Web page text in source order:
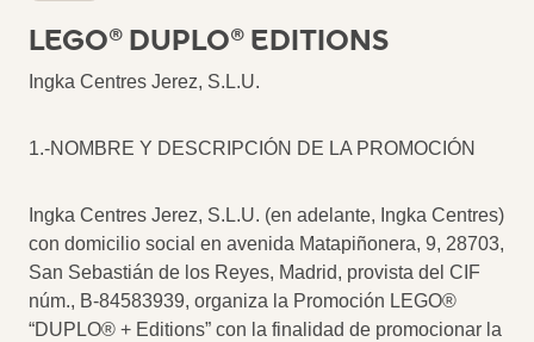
LEGO® DUPLO® EDITIONS
Ingka Centres Jerez, S.L.U.
1.-NOMBRE Y DESCRIPCIÓN DE LA PROMOCIÓN
Ingka Centres Jerez, S.L.U. (en adelante, Ingka Centres)
con domicilio social en avenida Matapiñonera, 9, 28703,
San Sebastián de los Reyes, Madrid, provista del CIF
núm., B-84583939, organiza la Promoción LEGO®
“DUPLO® + Editions” con la finalidad de promocionar la